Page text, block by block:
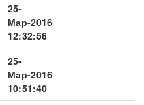
25-
Мар-2016
12:32:56
25-
Мар-2016
10:51:40